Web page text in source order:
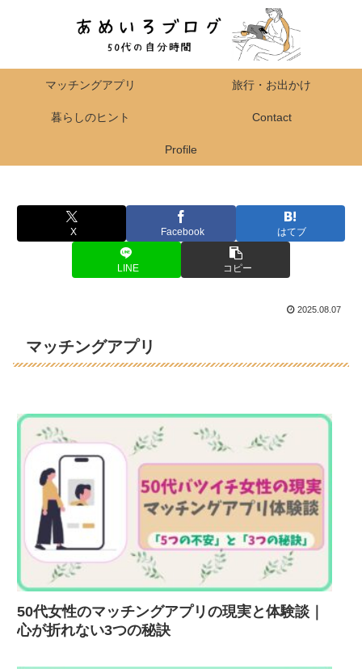
マッチングアプリ 旅行・お出かけ
暮らしのヒント Contact
Profile
X Facebook はてブ
LINE コピー
2025.08.07
マッチングアプリ
50代女性のマッチングアプリの現実と体験談｜
心が折れない3つの秘訣